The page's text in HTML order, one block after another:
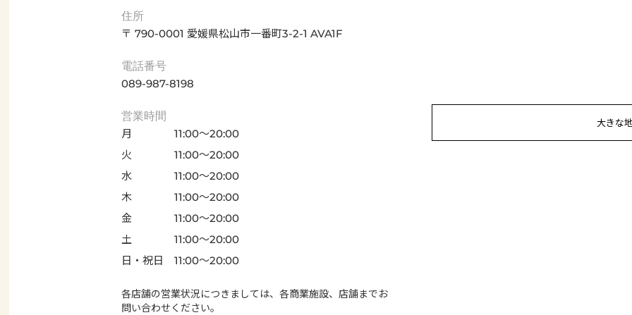
住所
〒 790-0001 愛媛県松山市一番町3-2-1 AVA1F
電話番号
089-987-8198
営業時間
月 11:00～20:00
火 11:00～20:00
水 11:00～20:00
木 11:00～20:00
金 11:00～20:00
土 11:00～20:00
日・祝日 11:00～20:00
各店舗の営業状況につきましては、各商業施設、店舗までお
問い合わせください。
大きな